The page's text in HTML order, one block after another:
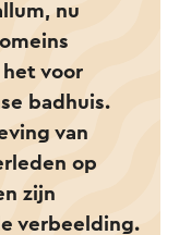
nu
voor
badhuis.
van
op
zijn
verbeelding.